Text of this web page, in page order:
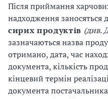
Після приймання
надходження заносяться
сирих продуктів (див.
зазначаються назва
отримано, дата, час
документа, кількість
кінцевий термін
документа